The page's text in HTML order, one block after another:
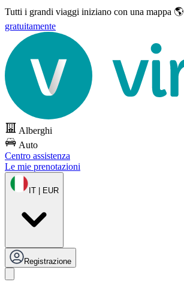
Tutti i grandi viaggi iniziano con una mappa 🌎
gratuitamente
Alberghi
Auto
Centro assistenza
Le mie prenotazioni
IT | EUR
Registrazione